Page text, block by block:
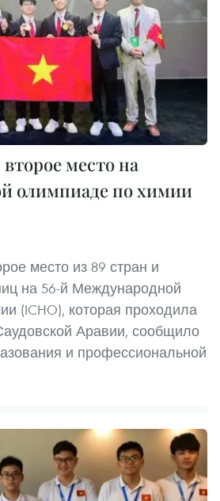
место на
олимпиаде по химии
место из 89 стран и
на 56-й Международной
(ICHO), которая проходила
Аравии, сообщило
и профессиональной